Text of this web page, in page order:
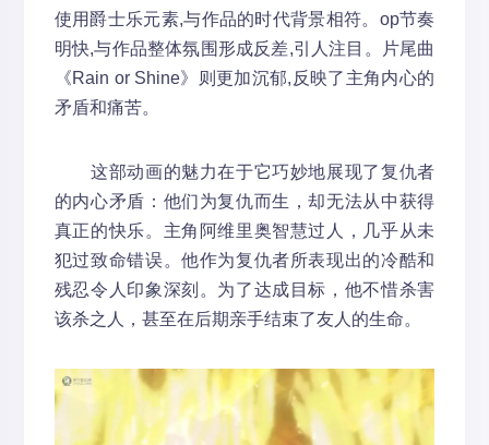
使用爵士乐元素,与作品的时代背景相符。op节奏
明快,与作品整体氛围形成反差,引人注目。片尾曲
《Rain or Shine》则更加沉郁,反映了主角内心的
矛盾和痛苦。
这部动画的魅力在于它巧妙地展现了复仇者
的内心矛盾：他们为复仇而生，却无法从中获得
真正的快乐。主角阿维里奥智慧过人，几乎从未
犯过致命错误。他作为复仇者所表现出的冷酷和
残忍令人印象深刻。为了达成目标，他不惜杀害
该杀之人，甚至在后期亲手结束了友人的生命。